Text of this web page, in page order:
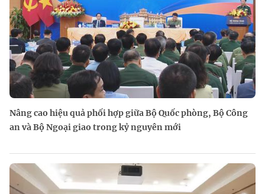
Nâng cao hiệu quả phối hợp giữa Bộ Quốc phòng, Bộ Công
an và Bộ Ngoại giao trong kỷ nguyên mới